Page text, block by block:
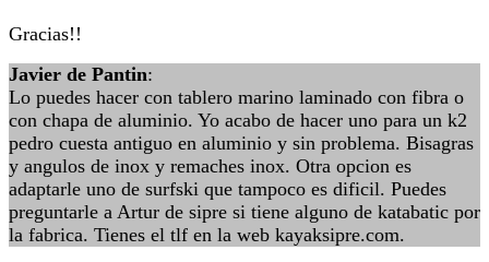
Gracias!!
Javier de Pantin:
Lo puedes hacer con tablero marino laminado con fibra o
con chapa de aluminio. Yo acabo de hacer uno para un k2
pedro cuesta antiguo en aluminio y sin problema. Bisagras
y angulos de inox y remaches inox. Otra opcion es
adaptarle uno de surfski que tampoco es dificil. Puedes
preguntarle a Artur de sipre si tiene alguno de katabatic por
la fabrica. Tienes el tlf en la web kayaksipre.com.